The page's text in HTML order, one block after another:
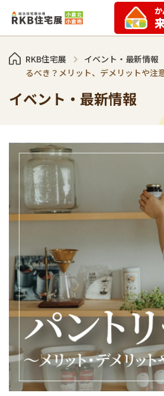
RKB住宅展 イベント・最新情報
るべき？メリット、デメリットや注
イベント・最新情報